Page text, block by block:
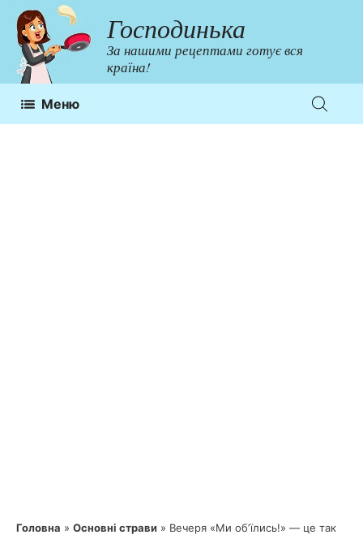
Перейти
до
контенту
Господинька
За нашими рецептами готує вся
країна!
Меню
Головна » Основні страви » Вечеря «Ми обʼїлись!» — це так